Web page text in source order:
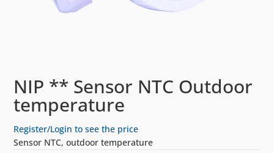
NIP ** Sensor NTC Outdoor
temperature
Register/Login to see the price
Sensor NTC, outdoor temperature